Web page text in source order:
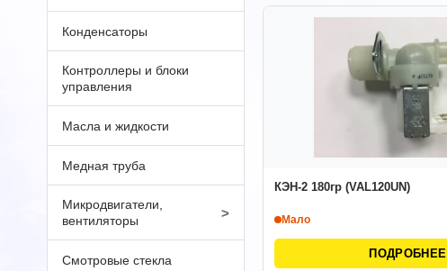
Конденсаторы
Контроллеры и блоки
управления
Масла и жидкости
Медная труба
Микродвигатели,
вентиляторы
>
Смотровые стекла
КЭН-2 180гр (VAL120UN)
Мало
ПОДРОБНЕЕ